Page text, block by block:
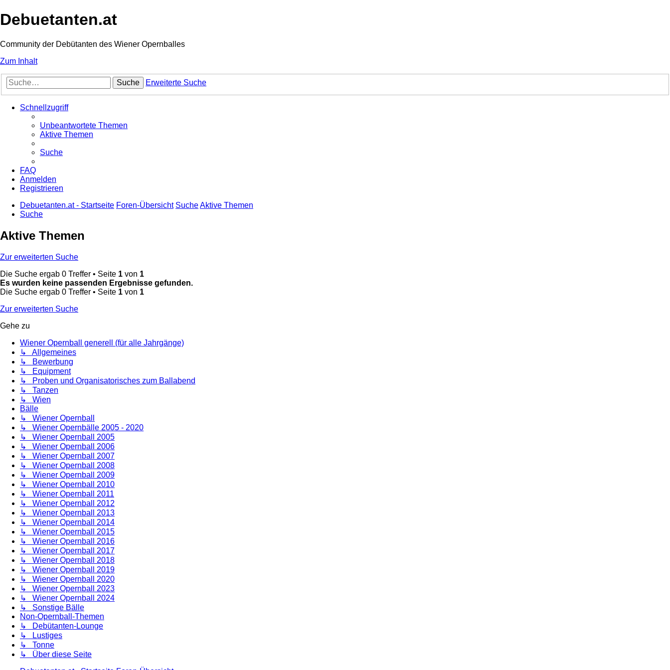
Debuetanten.at
Community der Debütanten des Wiener Opernballes
Zum Inhalt
Suche Erweiterte Suche
Schnellzugriff
Unbeantwortete Themen
Aktive Themen
Suche
FAQ
Anmelden
Registrieren
Debuetanten.at - Startseite Foren-Übersicht SucheAktive Themen
Suche
Aktive Themen
Zur erweiterten Suche
Die Suche ergab 0 Treffer • Seite 1 von 1
Es wurden keine passenden Ergebnisse gefunden.
Die Suche ergab 0 Treffer • Seite 1 von 1
Zur erweiterten Suche
Gehe zu
Wiener Opernball generell (für alle Jahrgänge)
↳ Allgemeines
↳ Bewerbung
↳ Equipment
↳ Proben und Organisatorisches zum Ballabend
↳ Tanzen
↳ Wien
Bälle
↳ Wiener Opernball
↳ Wiener Opernbälle 2005 - 2020
↳ Wiener Opernball 2005
↳ Wiener Opernball 2006
↳ Wiener Opernball 2007
↳ Wiener Opernball 2008
↳ Wiener Opernball 2009
↳ Wiener Opernball 2010
↳ Wiener Opernball 2011
↳ Wiener Opernball 2012
↳ Wiener Opernball 2013
↳ Wiener Opernball 2014
↳ Wiener Opernball 2015
↳ Wiener Opernball 2016
↳ Wiener Opernball 2017
↳ Wiener Opernball 2018
↳ Wiener Opernball 2019
↳ Wiener Opernball 2020
↳ Wiener Opernball 2023
↳ Wiener Opernball 2024
↳ Sonstige Bälle
Non-Opernball-Themen
↳ Debütanten-Lounge
↳ Lustiges
↳ Tonne
↳ Über diese Seite